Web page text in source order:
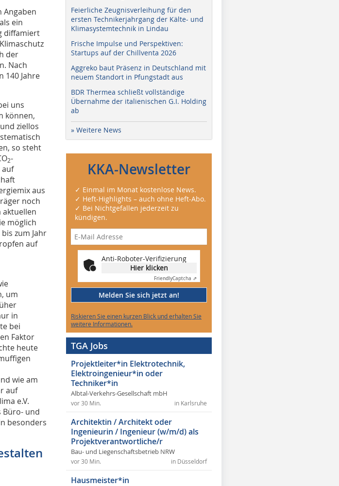
Angaben
ein
diffamiert
der
Nach
140 Jahre
uns
können,
ziellos
so steht
2-
auf
aus
noch
aktuellen
möglich
zum Jahr
auf
um
in
bei
Faktor
heute
wie am
auf
e.V.
Büro- und
besonders
Feierliche Zeugnisverleihung für den
ersten Technikerjahrgang der Kälte- und
Klimasystemtechnik in Lindau
Frische Impulse und Perspektiven:
Startups auf der Chillventa 2026
Aggreko baut Präsenz in Deutschland mit
neuem Standort in Pfungstadt aus
BDR Thermea schließt vollständige
Übernahme der italienischen G.I. Holding
ab
» Weitere News
KKA-Newsletter
✓ Einmal im Monat kostenlose News.
✓ Heft-Highlights – auch ohne Heft-Abo.
✓ Bei Nichtgefallen jederzeit zu
kündigen.
Anti-Roboter-Verifizierung
Hier klicken
FriendlyCaptcha ⇗
Melden Sie sich jetzt an!
Riskieren Sie einen kurzen Blick und erhalten Sie
weitere Informationen.
TGA Jobs
Projektleiter*in Elektrotechnik,
Elektroingenieur*in oder
Techniker*in
Albtal-Verkehrs-Gesellschaft mbH
in Karlsruhe
vor 30 Min.
Architektin / Architekt oder
Ingenieurin / Ingenieur (w/m/d) als
Projektverantwortliche/r
Bau- und Liegenschaftsbetrieb NRW
in Düsseldorf
vor 30 Min.
Hausmeister*in